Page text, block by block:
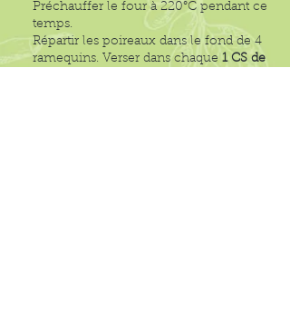
Préchauffer le four à 220°C pendant ce
temps.
Répartir les poireaux dans le fond de 4
ramequins. Verser dans chaque 1 CS de